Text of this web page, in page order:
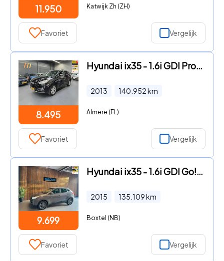
11.950 Katwijk Zh (ZH)
Favoriet Vergelijk
8.495
Hyundai ix35 - 1.6i GDI Pro LEDER KEYLESS STOEL VERWARMING NAP NL AUTO
2013 140.952km
Almere (FL)
Favoriet Vergelijk
9.699
Hyundai ix35 - 1.6i GDI Go! Camera, Trekhaak, Led
2015 135.109km
Boxtel (NB)
Favoriet Vergelijk